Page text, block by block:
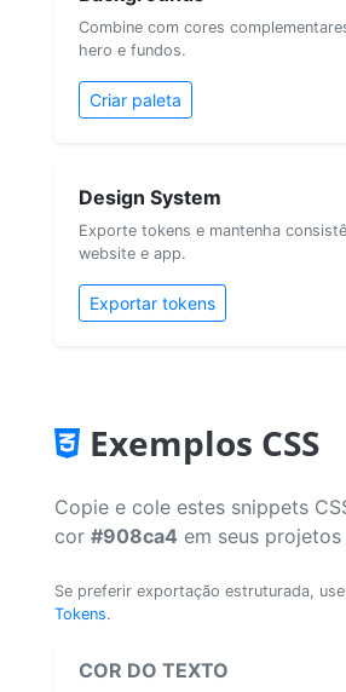
Combine com cores
hero e fundos.
Criar paleta
Design System
Exporte tokens e mantenha
website e app.
Exportar tokens
Exemplos CSS
Copie e cole estes snippets
cor #908ca4 em seus projetos
Se preferir exportação estruturada,
Tokens.
COR DO TEXTO